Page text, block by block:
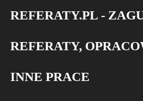
REFERATY.PL -
REFERATY,
INNE PRACE